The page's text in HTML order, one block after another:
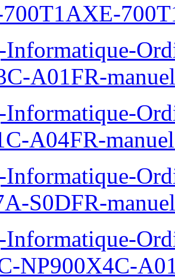
700T1AXE-
Informatique-
A01FR-
Informatique-
A04FR-
Informatique-
S0DFR-
Informatique-
NP900X4C-